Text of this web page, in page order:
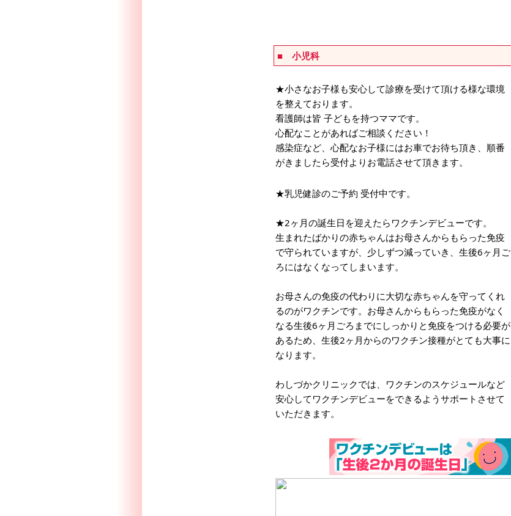
■ 小児科
★小さなお子様も安心して診療を受けて頂ける様な環境
を整えております。
看護師は皆 子どもを持つママです。
心配なことがあればご相談ください！
感染症など、心配なお子様にはお車でお待ち頂き、順番
がきましたら受付よりお電話させて頂きます。
★乳児健診のご予約 受付中です。
★2ヶ月の誕生日を迎えたらワクチンデビューです。
生まれたばかりの赤ちゃんはお母さんからもらった免疫
で守られていますが、少しずつ減っていき、生後6ヶ月ご
ろにはなくなってしまいます。
お母さんの免疫の代わりに大切な赤ちゃんを守ってくれ
るのがワクチンです。お母さんからもらった免疫がなく
なる生後6ヶ月ごろまでにしっかりと免疫をつける必要が
あるため、生後2ヶ月からのワクチン接種がとても大事に
なります。
わしづかクリニックでは、ワクチンのスケジュールなど
安心してワクチンデビューをできるようサポートさせて
いただきます。